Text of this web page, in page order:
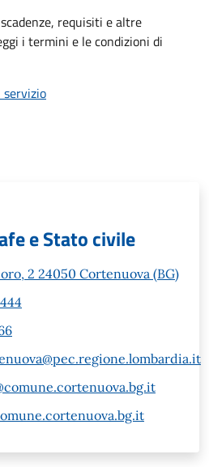
requisiti e altre
i termini e le condizioni di
servizio
e Stato civile
2 24050 Cortenuova (BG)